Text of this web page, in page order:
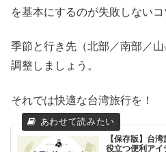
を基本にするのが失敗しないコ
季節と行き先（北部／南部／
調整しましょう。
それでは快適な台湾旅行を！
【保存版】台
役立つ便利アイ